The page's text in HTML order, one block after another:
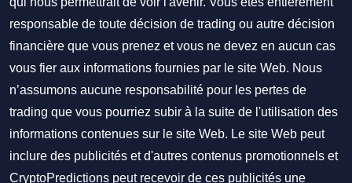
responsable de toute décision de trading ou autre décision
financière que vous prenez et vous ne devez en aucun cas
vous fier aux informations fournies par le site Web. Nous
n’assumons aucune responsabilité pour les pertes de
trading que vous pourriez subir à la suite de l'utilisation des
informations contenues sur le site Web. Le site Web peut
inclure des publicités et d'autres contenus promotionnels et
CryptoPredictions peut recevoir de ces publicités une